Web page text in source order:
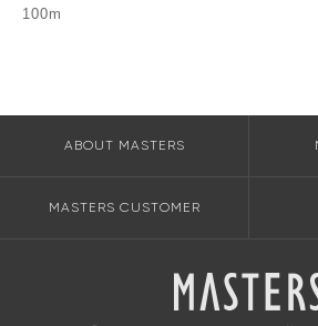
100m
ABOUT MASTERS
MASTERS CUSTOMER